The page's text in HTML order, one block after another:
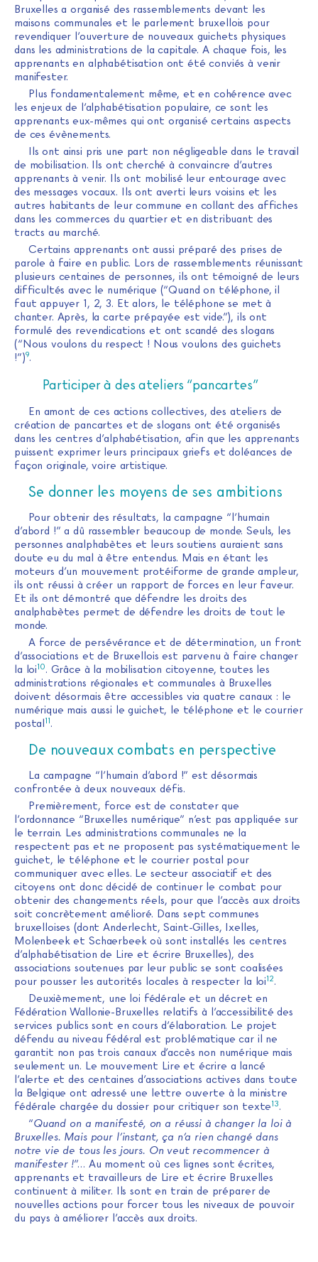
Bruxelles a organisé des rassemblements devant les
maisons communales et le parlement bruxellois pour
revendiquer l’ouverture de nouveaux guichets physiques
dans les administrations de la capitale. A chaque fois, les
apprenants en alphabétisation ont été conviés à venir
manifester.
Plus fondamentalement même, et en cohérence avec
les enjeux de l’alphabétisation populaire, ce sont les
apprenants eux-mêmes qui ont organisé certains aspects
de ces évènements.
Ils ont ainsi pris une part non négligeable dans le travail
de mobilisation. Ils ont cherché à convaincre d’autres
apprenants à venir. Ils ont mobilisé leur entourage avec
des messages vocaux. Ils ont averti leurs voisins et les
autres habitants de leur commune en collant des affiches
dans les commerces du quartier et en distribuant des
tracts au marché.
Certains apprenants ont aussi préparé des prises de
parole à faire en public. Lors de rassemblements réunissant
plusieurs centaines de personnes, ils ont témoigné de leurs
difficultés avec le numérique (“Quand on téléphone, il
faut appuyer 1, 2, 3. Et alors, le téléphone se met à
chanter. Après, la carte prépayée est vide.”), ils ont
formulé des revendications et ont scandé des slogans
(“Nous voulons du respect ! Nous voulons des guichets
!”)9.
Participer à des ateliers “pancartes”
En amont de ces actions collectives, des ateliers de
création de pancartes et de slogans ont été organisés
dans les centres d’alphabétisation, afin que les apprenants
puissent exprimer leurs principaux griefs et doléances de
façon originale, voire artistique.
Se donner les moyens de ses ambitions
Pour obtenir des résultats, la campagne “l’humain
d’abord !” a dû rassembler beaucoup de monde. Seuls, les
personnes analphabètes et leurs soutiens auraient sans
doute eu du mal à être entendus. Mais en étant les
moteurs d’un mouvement protéiforme de grande ampleur,
ils ont réussi à créer un rapport de forces en leur faveur.
Et ils ont démontré que défendre les droits des
analphabètes permet de défendre les droits de tout le
monde.
A force de persévérance et de détermination, un front
d’associations et de Bruxellois est parvenu à faire changer
la loi10. Grâce à la mobilisation citoyenne, toutes les
administrations régionales et communales à Bruxelles
doivent désormais être accessibles via quatre canaux : le
numérique mais aussi le guichet, le téléphone et le courrier
postal11.
De nouveaux combats en perspective
La campagne “l’humain d’abord !” est désormais
confrontée à deux nouveaux défis.
Premièrement, force est de constater que
l’ordonnance “Bruxelles numérique” n’est pas appliquée sur
le terrain. Les administrations communales ne la
respectent pas et ne proposent pas systématiquement le
guichet, le téléphone et le courrier postal pour
communiquer avec elles. Le secteur associatif et des
citoyens ont donc décidé de continuer le combat pour
obtenir des changements réels, pour que l’accès aux droits
soit concrètement amélioré. Dans sept communes
bruxelloises (dont Anderlecht, Saint-Gilles, Ixelles,
Molenbeek et Schaerbeek où sont installés les centres
d’alphabétisation de Lire et écrire Bruxelles), des
associations soutenues par leur public se sont coalisées
pour pousser les autorités locales à respecter la loi12.
Deuxièmement, une loi fédérale et un décret en
Fédération Wallonie-Bruxelles relatifs à l’accessibilité des
services publics sont en cours d’élaboration. Le projet
défendu au niveau fédéral est problématique car il ne
garantit non pas trois canaux d’accès non numérique mais
seulement un. Le mouvement Lire et écrire a lancé
l’alerte et des centaines d’associations actives dans toute
la Belgique ont adressé une lettre ouverte à la ministre
fédérale chargée du dossier pour critiquer son texte13.
“Quand on a manifesté, on a réussi à changer la loi à
Bruxelles. Mais pour l’instant, ça n’a rien changé dans
notre vie de tous les jours. On veut recommencer à
manifester !”… Au moment où ces lignes sont écrites,
apprenants et travailleurs de Lire et écrire Bruxelles
continuent à militer. Ils sont en train de préparer de
nouvelles actions pour forcer tous les niveaux de pouvoir
du pays à améliorer l’accès aux droits.